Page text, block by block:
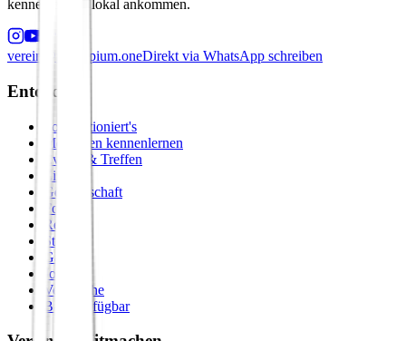
kennenlernen, lokal ankommen.
verein@principium.oneDirekt via WhatsApp schreiben
Entdecken
So funktioniert's
Menschen kennenlernen
Events & Treffen
Zirkel
Gemeinschaft
Formate
Retreats
Städte
Galerie
Journal
Vergleiche
Bald verfügbar